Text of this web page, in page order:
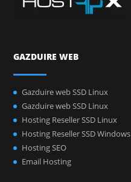
GAZDUIRE WEB
Gazduire web SSD Linux
Gazduire web SSD Linux
Hosting Reseller SSD Linux
Hosting Reseller SSD Windows
Hosting SEO
Email Hosting